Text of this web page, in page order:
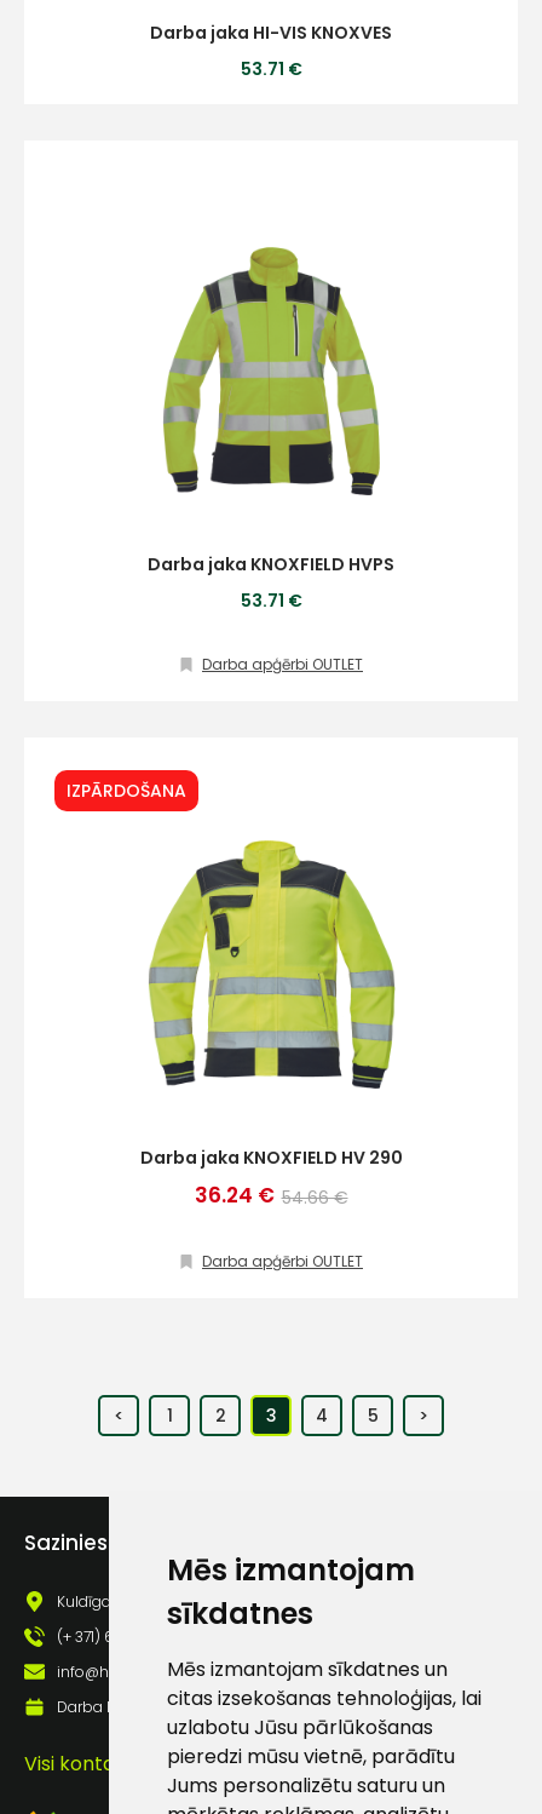
Mēs izmantojam
sīkdatnes
Mēs izmantojam sīkdatnes un
citas izsekošanas tehnoloģijas, lai
uzlabotu Jūsu pārlūkošanas
pieredzi mūsu vietnē, parādītu
Jums personalizētu saturu un
Darba jaka HI-VIS KNOXVES
53.71 €
Darba jaka KNOXFIELD HVPS
53.71 €
Darba apģērbi OUTLET
IZPĀRDOŠANA
Darba jaka KNOXFIELD HV 290
36.24 € 54.66 €
Darba apģērbi OUTLET
< 1 2 3 4 5 >
Sazinies ar mums
Kuldīgas iela 69a, Saldus, Saldus nov., LV - 3801
(+ 371) 63 881 186
info@hards.lv
Darba laiks: Darbadienās: 8:00 - 17:00
Visi kontakti